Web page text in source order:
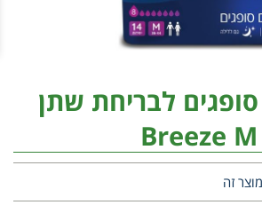
לבריחת שתן
Breeze M
זה